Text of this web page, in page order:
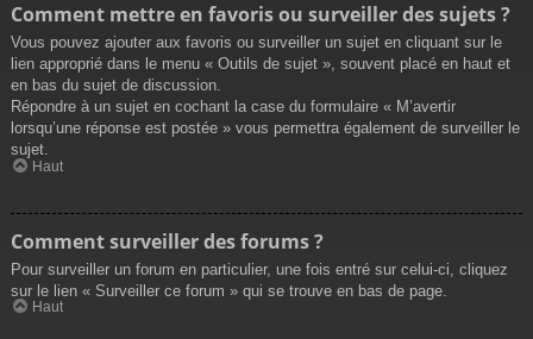
Comment mettre en favoris ou surveiller des sujets ?
Vous pouvez ajouter aux favoris ou surveiller un sujet en cliquant sur le
lien approprié dans le menu « Outils de sujet », souvent placé en haut et
en bas du sujet de discussion.
Répondre à un sujet en cochant la case du formulaire « M’avertir
lorsqu’une réponse est postée » vous permettra également de surveiller le
sujet.
Haut
Comment surveiller des forums ?
Pour surveiller un forum en particulier, une fois entré sur celui-ci, cliquez
sur le lien « Surveiller ce forum » qui se trouve en bas de page.
Haut